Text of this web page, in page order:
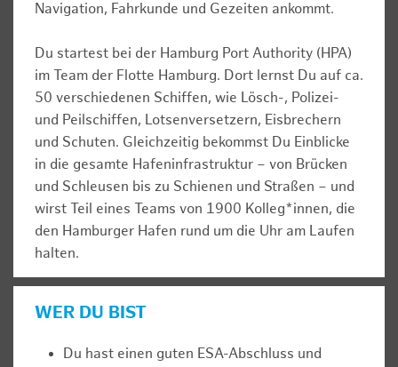
Navigation, Fahrkunde und Gezeiten ankommt.
Du startest bei der Hamburg Port Authority (HPA)
im Team der Flotte Hamburg. Dort lernst Du auf ca.
50 verschiedenen Schiffen, wie Lösch-, Polizei-
und Peilschiffen, Lotsenversetzern, Eisbrechern
und Schuten. Gleichzeitig bekommst Du Einblicke
in die gesamte Hafeninfrastruktur – von Brücken
und Schleusen bis zu Schienen und Straßen – und
wirst Teil eines Teams von 1900 Kolleg*innen, die
den Hamburger Hafen rund um die Uhr am Laufen
halten.
WER DU BIST
Du hast einen guten ESA-Abschluss und